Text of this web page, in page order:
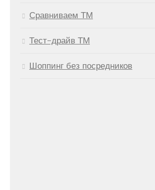
Сравниваем ТМ
Тест-драйв ТМ
Шоппинг без посредников